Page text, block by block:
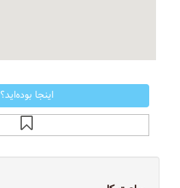
اینجا بوده‌اید؟